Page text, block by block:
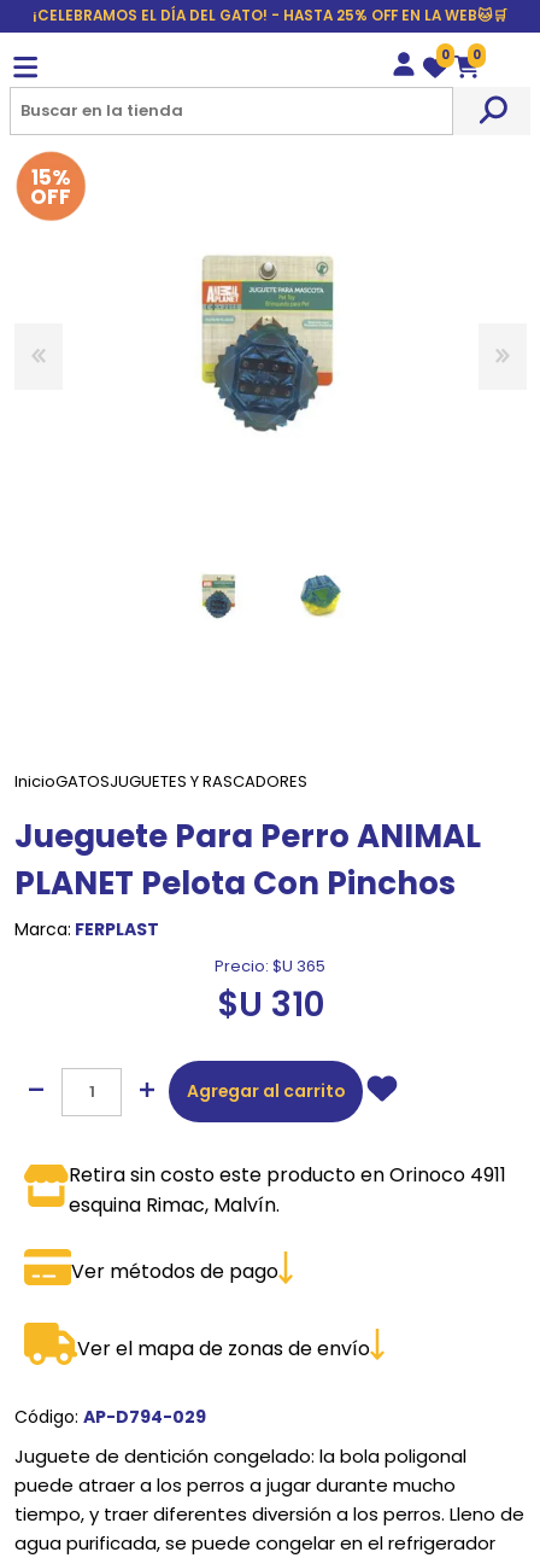
¡CELEBRAMOS EL DÍA DEL GATO! - HASTA 25% OFF EN LA WEB🐱🛒
Wishlist
0
Carrito
0
15%
OFF
InicioGATOSJUGUETES Y RASCADORES
Jueguete Para Perro ANIMAL
PLANET Pelota Con Pinchos
Marca: FERPLAST
Precio: $U 365
$U 310
Agregar al carrito
Retira sin costo este producto en Orinoco 4911
esquina Rimac, Malvín.
Ver métodos de pago
Ver el mapa de zonas de envío
Código: AP-D794-029
Juguete de dentición congelado: la bola poligonal
puede atraer a los perros a jugar durante mucho
tiempo, y traer diferentes diversión a los perros. Lleno de
agua purificada, se puede congelar en el refrigerador